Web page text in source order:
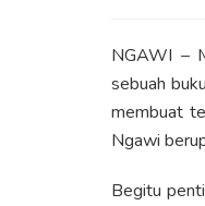
NGAWI –
sebuah
membuat
Ngawi
Begitu